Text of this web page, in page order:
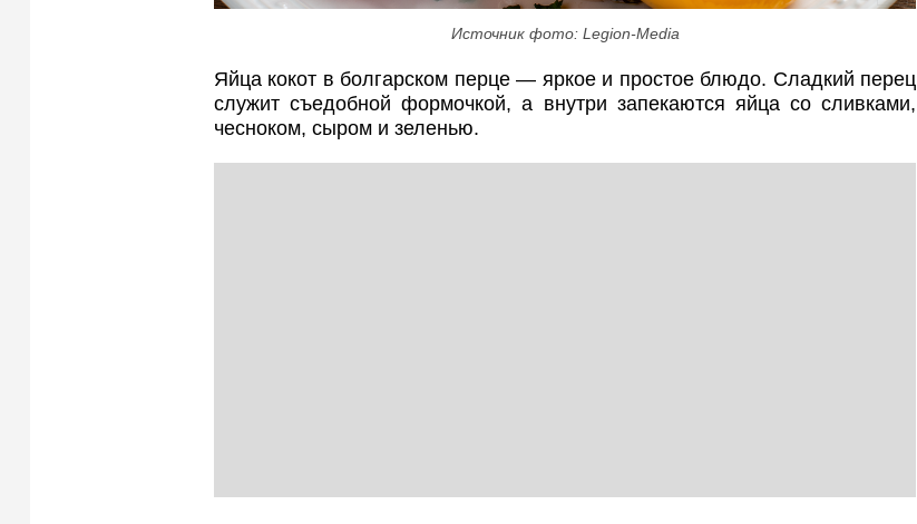
Источник фото: Legion-Media
Яйца кокот в болгарском перце — яркое и простое блюдо. Сладкий перец
служит съедобной формочкой, а внутри запекаются яйца со сливками,
чесноком, сыром и зеленью.